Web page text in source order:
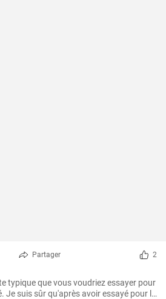
Partager 2
typique que vous voudriez essayer pour
Je suis sûr qu'après avoir essayé pour la